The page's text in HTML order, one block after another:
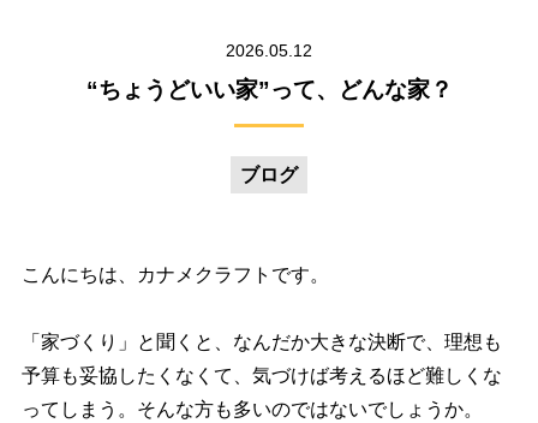
2026.05.12
“ちょうどいい家”って、どんな家？
ブログ
こんにちは、カナメクラフトです。
「家づくり」と聞くと、なんだか大きな決断で、理想も
予算も妥協したくなくて、気づけば考えるほど難しくな
ってしまう。そんな方も多いのではないでしょうか。